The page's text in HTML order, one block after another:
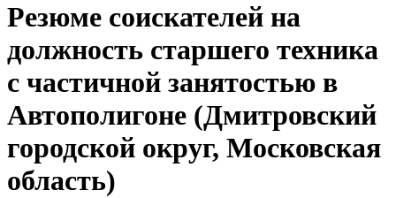
Резюме соискателей на
должность старшего техника
с частичной занятостью в
Автополигоне (Дмитровский
городской округ, Московская
область)